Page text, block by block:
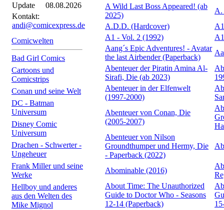
Update
08.08.2026
Kontakt:
andi@comicexpress.de
Comicwelten
Bad Girl Comics
Cartoons und
Comicstrips
Conan und seine Welt
DC - Batman
Universum
Disney Comic
Universum
Drachen - Schwerter -
Ungeheuer
Frank Miller und seine
Werke
Hellboy und anderes
aus den Welten des
Mike Mignol
A Wild Last Boss Appeared! (ab
2025)
A.
A.D.D. (Hardcover)
A1 - Vol. 2 (1992)
Aang´s Epic Adventures! - Avatar
the last Airbender (Paperback)
Abenteuer der Piratin Amina Al-
Sirafi, Die (ab 2023)
Abenteuer in der Elfenwelt
(1997-2000)
Abenteuer von Conan, Die
(2005-2007)
Abenteuer von Nilson
Groundthumper und Hermy, Die
- Paperback (2022)
Abominable (2016)
About Time: The Unauthorized
Guide to Doctor Who - Seasons
12-14 (Paperback)